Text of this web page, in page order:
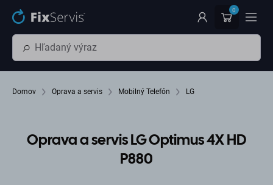
Preskočiť na hlavný obsah 0
Domov Oprava a servis Mobilný Telefón LG
Oprava a servis LG Optimus 4X HD
P880